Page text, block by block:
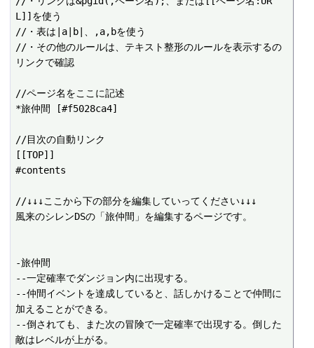
L]]を使う
//・表は|a|b|、,a,bを使う
//・その他のルールは、テキスト整形のルールを表示するの
リンクで確認
//ページ名をここに記述
*旅仲間 [#f5028ca4]
//目次の自動リンク
[[TOP]]
#contents
//↓↓↓ここから下の部分を編集していってください↓↓↓
風来のシレンDSの「旅仲間」を編集するページです。
-旅仲間
--一定確率でダンジョン内に出現する。
--仲間イベントを達成していると、話しかけることで仲間に
加えることができる。
--倒されても、また次の冒険で一定確率で出現する。倒した
敵はレベルが上がる。